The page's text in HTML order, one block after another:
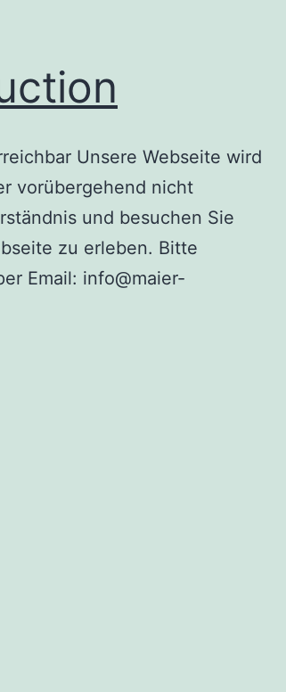
Unsere Webseite wird
vorübergehend nicht
und besuchen Sie
zu erleben. Bitte
Email: info@maier-